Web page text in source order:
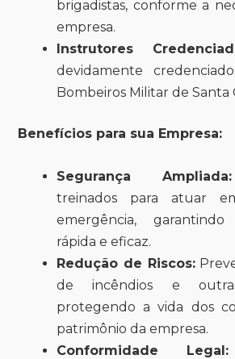
brigadistas, conforme a
empresa.
Instrutores
devidamente
Bombeiros Militar de Santa
Benefícios para sua Empresa:
Segurança Ampliada:
treinados para atuar
emergência,
rápida e eficaz.
Redução de Riscos:
de incêndios e outras
protegendo a vida dos
patrimônio da empresa.
Conformidade Legal: